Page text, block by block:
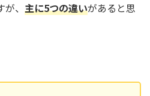
、 主に5つの違いがあると思